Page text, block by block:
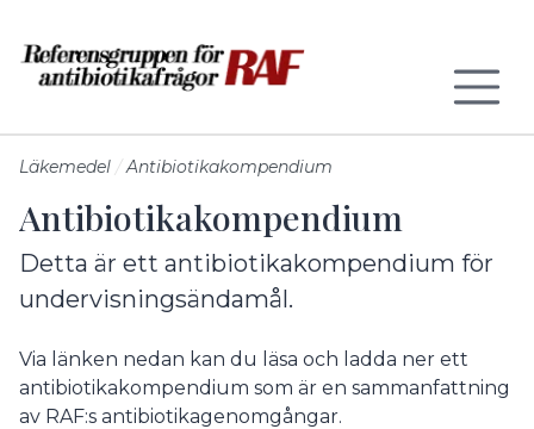
Läkemedel Antibiotikakompendium
Antibiotikakompendium
Detta är ett antibiotikakompendium för
undervisningsändamål.
Via länken nedan kan du läsa och ladda ner ett
antibiotikakompendium som är en sammanfattning
av RAF:s antibiotikagenomgångar.